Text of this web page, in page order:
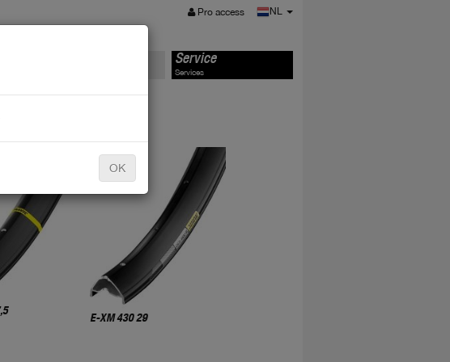
Pro access NL MENU
Service
Services
E-XM 430 29
OK